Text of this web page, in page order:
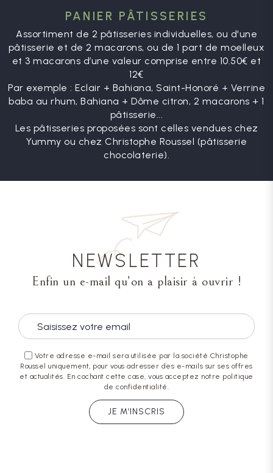
PANIER PÂTISSERIES
Assortiment de 2 pâtisseries individuelles, ou d'une
pâtisserie et de 2 macarons, ou de 1 part de moelleux
et 3 macarons d’une valeur comprise entre 10.50€ et
12€
Par exemple : Eclair + Bahiana, Saint-Honoré + Verrine
baba au rhum, Bahiana + Dôme citron, 2 macarons + 1
pâtisserie...
Les pâtisseries proposées sont celles vendues chez
Yummy ou chez Christophe Roussel (pâtisserie
chocolaterie).
NEWSLETTER
Enfin un e-mail qu’on a plaisir à ouvrir !
Votre adresse e-mail sera utilisée par la société Christophe
Roussel uniquement, pour vous adresser des e-mails sur ses offres
et actualités. En cochant cette case, vous acceptez notre politique
de confidentialité.
JE M’INSCRIS